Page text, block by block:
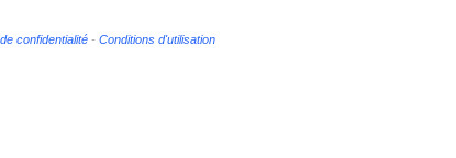
confidentialité - Conditions d'utilisation